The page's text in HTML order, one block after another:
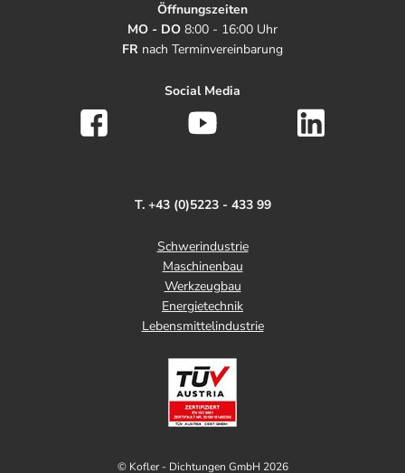
Öffnungszeiten
MO - DO 8:00 - 16:00 Uhr
FR nach Terminvereinbarung
Social Media
T. +43 (0)5223 - 433 99
Schwerindustrie
Maschinenbau
Werkzeugbau
Energietechnik
Lebensmittelindustrie
© Kofler - Dichtungen GmbH 2026